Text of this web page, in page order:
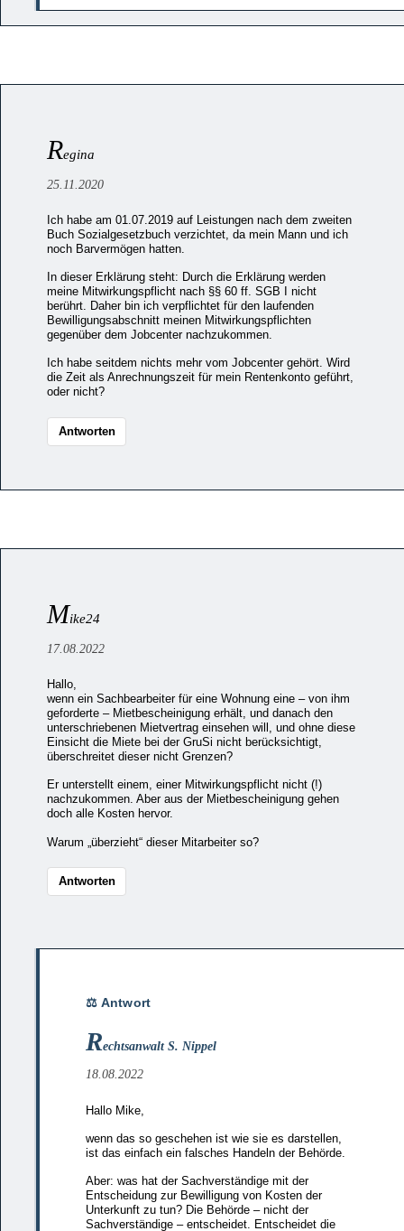
Regina
25.11.2020
Ich habe am 01.07.2019 auf Leistungen nach dem zweiten
Buch Sozialgesetzbuch verzichtet, da mein Mann und ich
noch Barvermögen hatten.
In dieser Erklärung steht: Durch die Erklärung werden
meine Mitwirkungspflicht nach §§ 60 ff. SGB I nicht
berührt. Daher bin ich verpflichtet für den laufenden
Bewilligungsabschnitt meinen Mitwirkungspflichten
gegenüber dem Jobcenter nachzukommen.
Ich habe seitdem nichts mehr vom Jobcenter gehört. Wird
die Zeit als Anrechnungszeit für mein Rentenkonto geführt,
oder nicht?
Antworten
Mike24
17.08.2022
Hallo,
wenn ein Sachbearbeiter für eine Wohnung eine – von ihm
geforderte – Mietbescheinigung erhält, und danach den
unterschriebenen Mietvertrag einsehen will, und ohne diese
Einsicht die Miete bei der GruSi nicht berücksichtigt,
überschreitet dieser nicht Grenzen?
Er unterstellt einem, einer Mitwirkungspflicht nicht (!)
nachzukommen. Aber aus der Mietbescheinigung gehen
doch alle Kosten hervor.
Warum „überzieht“ dieser Mitarbeiter so?
Antworten
Rechtsanwalt S. Nippel
18.08.2022
Hallo Mike,
wenn das so geschehen ist wie sie es darstellen,
ist das einfach ein falsches Handeln der Behörde.
Aber: was hat der Sachverständige mit der
Entscheidung zur Bewilligung von Kosten der
Unterkunft zu tun? Die Behörde – nicht der
Sachverständige – entscheidet. Entscheidet die